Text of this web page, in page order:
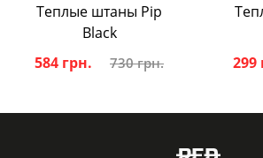
Теплые штаны Pip
Black
584 грн.
730 грн.
299